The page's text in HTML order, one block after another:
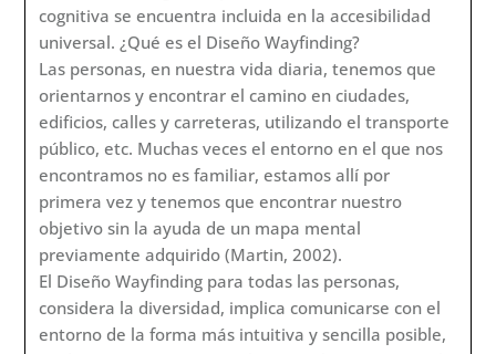
cognitiva se encuentra incluida en la accesibilidad
universal. ¿Qué es la Comunicación Aumentativa y
Alternativa? La Comunicación Aumentativa y
Alternativa, conocida por las siglas CAA, es el
término general que designa al medio utilizado por
una persona con dificultades en la comunicación oral
y/o escrita para expresarse, interactuar socialmente
y desenvolverse de forma activa en los diferentes
entornos en los que participa.
• Se entiende por Comunicación Aumentativa
cuando el medio empleado por la persona
complementa y acompaña el mensaje oral, a fin de
que los interlocutores lo comprendan mejor.